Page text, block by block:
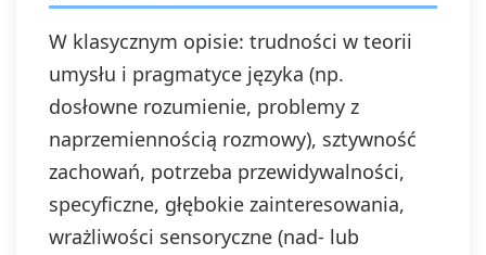
W klasycznym opisie: trudności w teorii
umysłu i pragmatyce języka (np.
dosłowne rozumienie, problemy z
naprzemiennością rozmowy), sztywność
zachowań, potrzeba przewidywalności,
specyficzne, głębokie zainteresowania,
wrażliwości sensoryczne (nad- lub